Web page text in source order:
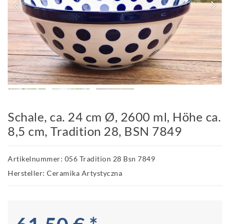
Schale, ca. 24 cm Ø, 2600 ml, Höhe ca.
8,5 cm, Tradition 28, BSN 7849
Artikelnummer: 056 Tradition 28 Bsn 7849
Hersteller: Ceramika Artystyczna